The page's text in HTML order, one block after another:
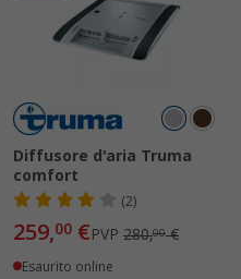
Diffusore d'aria Truma
comfort
(2)
259,00 €PVP 280,00€
Esaurito online